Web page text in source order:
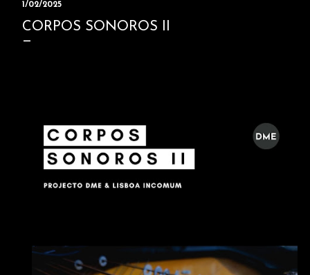
1/02/2025
CORPOS SONOROS II